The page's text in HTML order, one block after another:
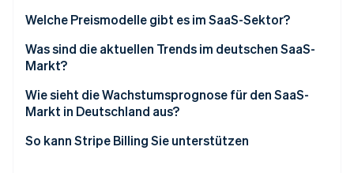
Welche Preismodelle gibt es im SaaS-Sektor?
Preis pro Nutzer/in
Nutzungsbasierte Preise
Flatrate
Was sind die aktuellen Trends im deutschen SaaS-
Markt?
KI-Integration wird zum Standard
No-Code und Low-Code
Wie sieht die Wachstumsprognose für den SaaS-
Markt in Deutschland aus?
So kann Stripe Billing Sie unterstützen